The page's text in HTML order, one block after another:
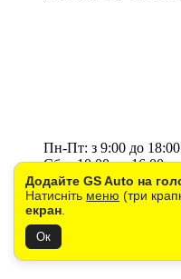
Додайте GS Auto на
Натисніть меню (три
екран
Ок
Пн-Пт: з 9:00 до 18:00
Сб: з 10:00 до 16:00
Нд: вихідний
sales@gs.kh.ua
СТО
+38(093) 648-87-93
м. Київ, вул.